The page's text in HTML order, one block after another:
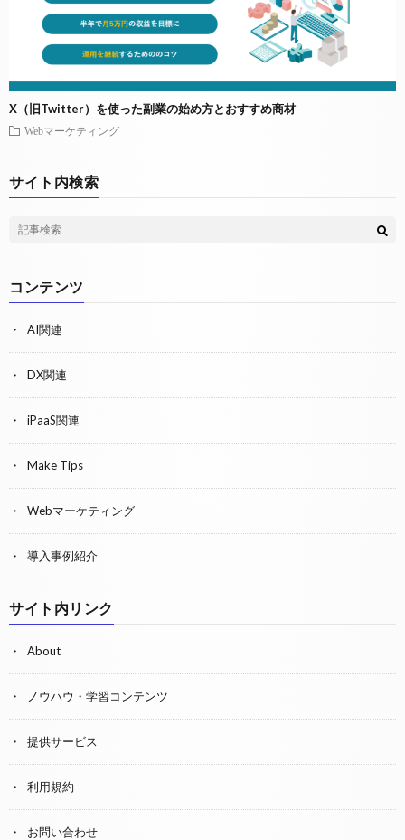
X（旧Twitter）を使った副業の始め方とおすすめ商材
Webマーケティング
サイト内検索
コンテンツ
AI関連
DX関連
iPaaS関連
Make Tips
Webマーケティング
導入事例紹介
サイト内リンク
About
ノウハウ・学習コンテンツ
提供サービス
利用規約
お問い合わせ